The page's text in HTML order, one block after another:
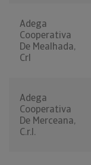
Adega
Cooperativa
De Mealhada,
Crl
Adega
Cooperativa
De Merceana,
C.r.l.